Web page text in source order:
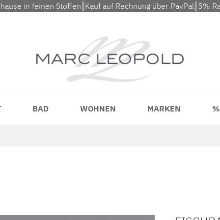
in feinen Stoffen⎮Kauf auf Rechnung über PayPal⎮5%
BAD WOHNEN MARKEN